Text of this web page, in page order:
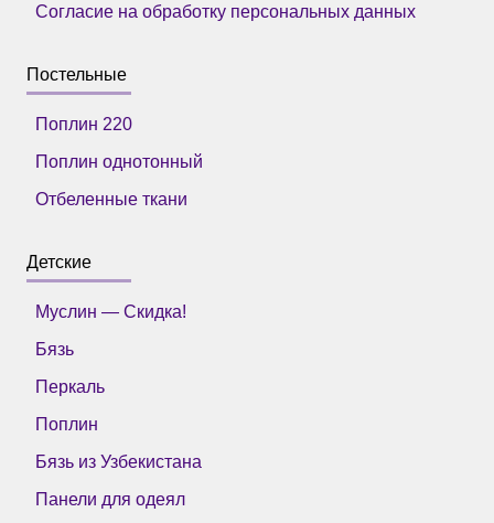
Согласие на обработку персональных данных
Постельные
Поплин 220
Поплин однотонный
Отбеленные ткани
Детские
Муслин — Скидка!
Бязь
Перкаль
Поплин
Бязь из Узбекистана
Панели для одеял